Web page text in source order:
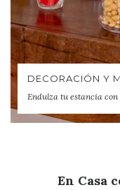
DECORACIÓN Y
Endulza tu estancia con
En Casa